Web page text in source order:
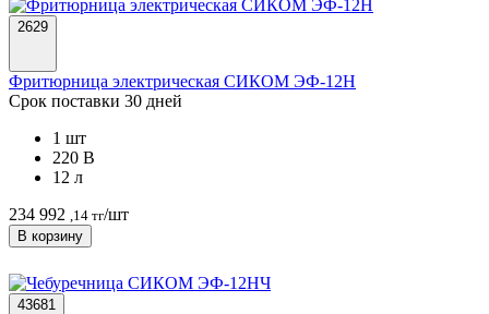
2629
Фритюрница электрическая СИКОМ ЭФ-12H
Срок поставки 30 дней
1 шт
220 В
12 л
234 992 ,14 тг/шт
В корзину
43681